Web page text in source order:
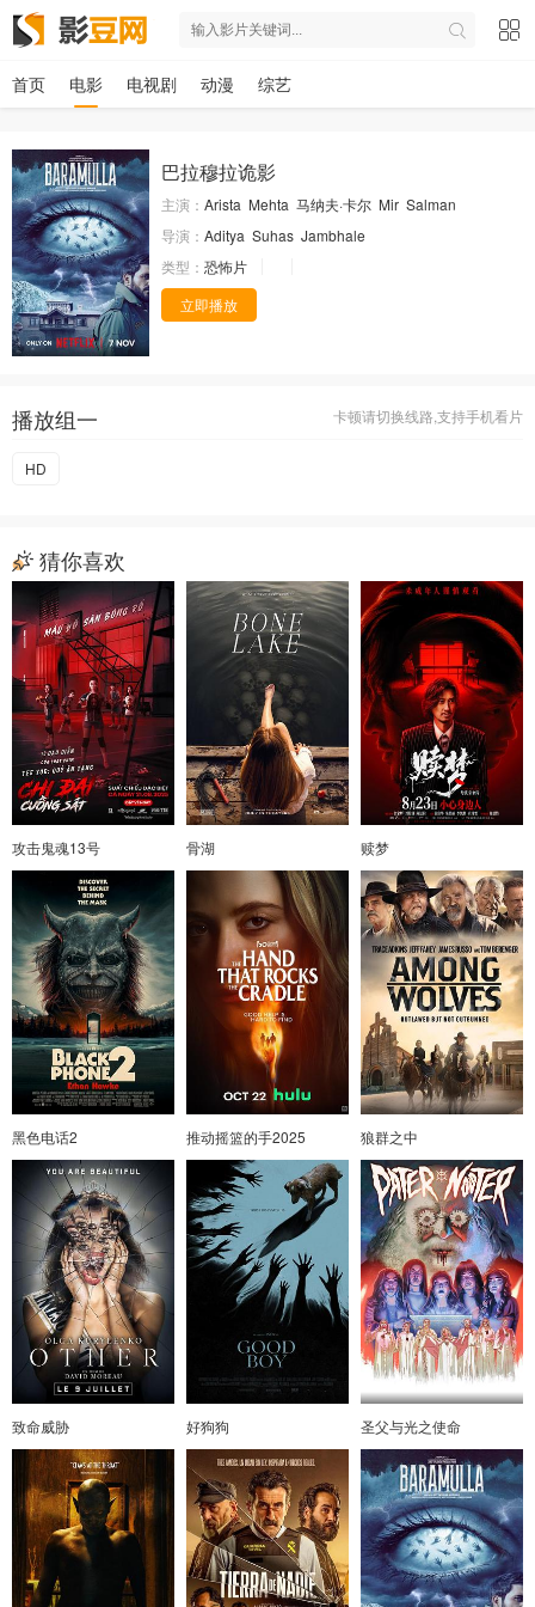
首页 电影 电视剧 动漫 综艺
巴拉穆拉诡影
主演： Arista Mehta 马纳夫·卡尔 Mir Salman
导演： Aditya Suhas Jambhale
类型： 恐怖片
立即播放
卡顿请切换线路,支持手机看片
播放组一
HD
猜你喜欢
攻击鬼魂13号 骨湖 赎梦
黑色电话2 推动摇篮的手2025 狼群之中
致命威胁 好狗狗 圣父与光之使命